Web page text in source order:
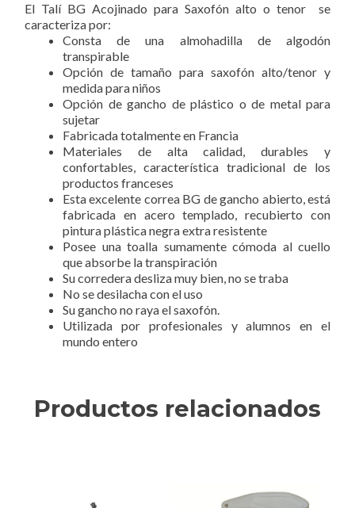
El Talí BG Acojinado para Saxofón alto o tenor se
caracteriza por:
Consta de una almohadilla de algodón
transpirable
Opción de tamaño para saxofón alto/tenor y
medida para niños
Opción de gancho de plástico o de metal para
sujetar
Fabricada totalmente en Francia
Materiales de alta calidad, durables y
confortables, característica tradicional de los
productos franceses
Esta excelente correa BG de gancho abierto, está
fabricada en acero templado, recubierto con
pintura plástica negra extra resistente
Posee una toalla sumamente cómoda al cuello
que absorbe la transpiración
Su corredera desliza muy bien, no se traba
No se desilacha con el uso
Su gancho no raya el saxofón.
Utilizada por profesionales y alumnos en el
mundo entero
Productos relacionados